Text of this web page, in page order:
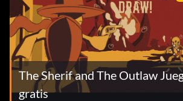
The Sherif and The Outlaw
gratis